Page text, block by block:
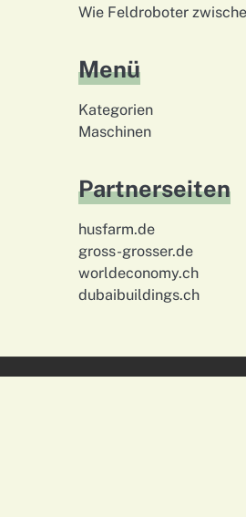
Wie Feldroboter
Menü
Kategorien
Maschinen
Partnerseiten
husfarm.de
gross-grosser.de
worldeconomy.ch
dubaibuildings.ch